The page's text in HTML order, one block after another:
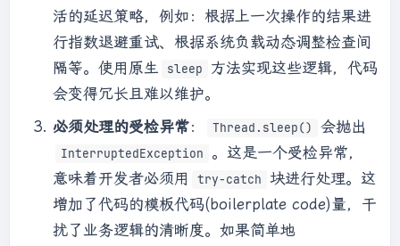
活的延迟策略，例如：根据上一次操作的结果进
行指数退避重试、根据系统负载动态调整检查间
隔等。使用原生
sleep
方法实现这些逻辑，代码
会变得冗长且难以维护。
必须处理的受检异常： Thread.sleep() 会抛出
InterruptedException
。这是一个受检异常，
意味着开发者必须用
try-catch 块进行处理。这
增加了代码的模板代码(boilerplate code)量，干
扰了业务逻辑的清晰度。如果简单地